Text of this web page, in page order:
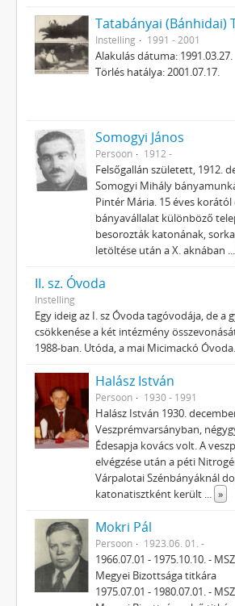
Instelling 1991 - 2001
Alakulás dátuma: 1991.03.27.
Törlés hatálya: 2001.07.17.
Somogyi János
Persoon 1912 -
Felsőgallán született, 1912.
Somogyi Mihály
Pintér Mária. 15 éves
bányavállalat különböző
besorozták katonának,
letöltése után a X. aknában ...
II. sz. Óvoda
Instelling
Egy ideig az I. sz Óvoda tagóvodája, de a
csökkenése a két intézmény
1988-ban. Utóda, a mai Micimackó Óvoda.
Halász István
Persoon 1930 - 1991
Halász István 1930.
Veszprémvarsányban,
Édesapja kovács volt. A
elvégzése után a péti
Várpalotai Szénbányáknál
katonatisztként került ... »
Mokri Pál
Persoon 1923.06. 01. -
1966.07.01 - 1975.10.10. -
Megyei Bizottsága titkára
1975.07.01 - 1980.07.01. -